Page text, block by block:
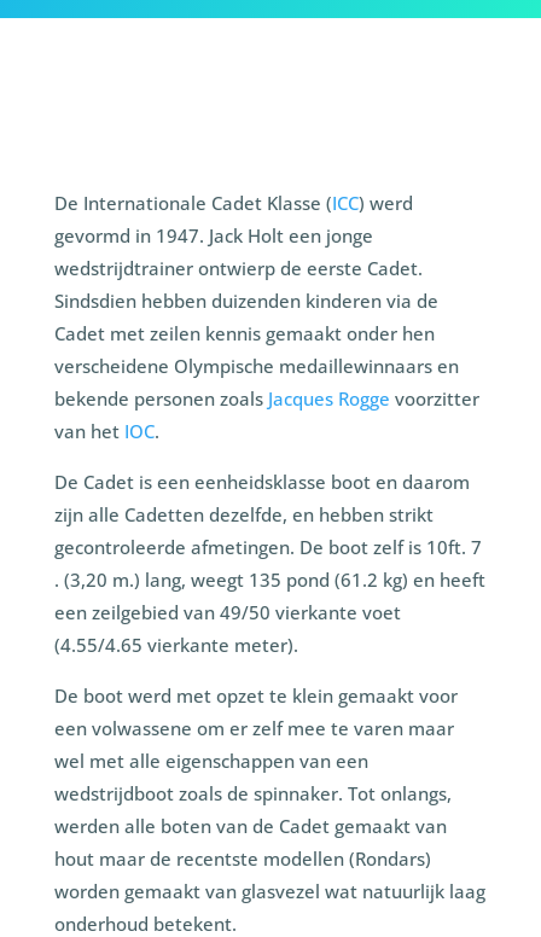
De Internationale Cadet Klasse (ICC) werd
gevormd in 1947. Jack Holt een jonge
wedstrijdtrainer ontwierp de eerste Cadet.
Sindsdien hebben duizenden kinderen via de
Cadet met zeilen kennis gemaakt onder hen
verscheidene Olympische medaillewinnaars en
bekende personen zoals Jacques Rogge voorzitter
van het IOC.
De Cadet is een eenheidsklasse boot en daarom
zijn alle Cadetten dezelfde, en hebben strikt
gecontroleerde afmetingen. De boot zelf is 10ft. 7
. (3,20 m.) lang, weegt 135 pond (61.2 kg) en heeft
een zeilgebied van 49/50 vierkante voet
(4.55/4.65 vierkante meter).
De boot werd met opzet te klein gemaakt voor
een volwassene om er zelf mee te varen maar
wel met alle eigenschappen van een
wedstrijdboot zoals de spinnaker. Tot onlangs,
werden alle boten van de Cadet gemaakt van
hout maar de recentste modellen (Rondars)
worden gemaakt van glasvezel wat natuurlijk laag
onderhoud betekent.